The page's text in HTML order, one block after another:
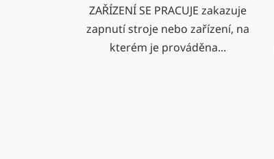
ZAŘÍZENÍ SE PRACUJE zakazuje
zapnutí stroje nebo zařízení, na
kterém je prováděna...